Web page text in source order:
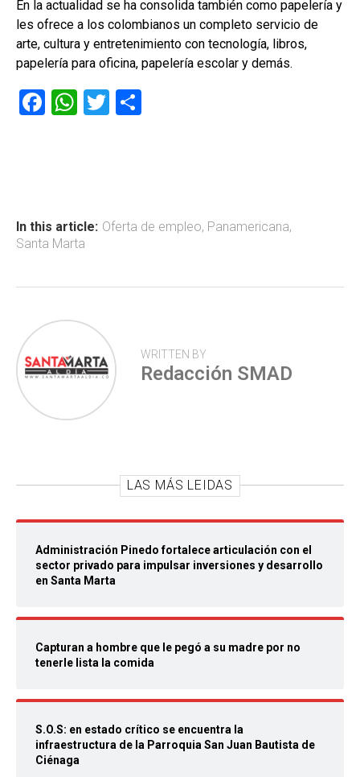
En la actualidad se ha consolida también como papelería y
les ofrece a los colombianos un completo servicio de
arte, cultura y entretenimiento con tecnología, libros,
papelería para oficina, papelería escolar y demás.
F
ok
W
p
p
T
tir
In this article: Oferta de empleo, Panamericana,
Santa Marta
WRITTEN BY
Redacción SMAD
LAS MÁS LEIDAS
Administración Pinedo fortalece articulación con el
sector privado para impulsar inversiones y desarrollo
en Santa Marta
Capturan a hombre que le pegó a su madre por no
tenerle lista la comida
S.O.S: en estado crítico se encuentra la
infraestructura de la Parroquia San Juan Bautista de
Ciénaga